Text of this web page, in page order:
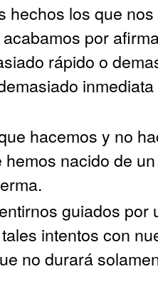
hechos los que
por
rápido o
hacemos y no
nacido de
guiados por
intentos con
no durará